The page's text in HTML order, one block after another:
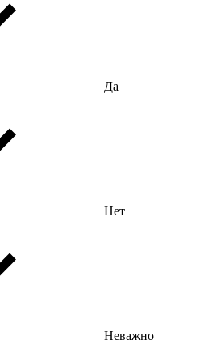
Да
Нет
Неважно